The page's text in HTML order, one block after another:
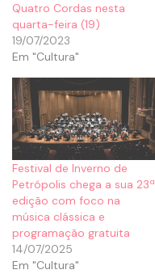
Quatro Cordas nesta
quarta-feira (19)
19/07/2023
Em "Cultura"
Festival de Inverno de
Petrópolis chega a sua 23ª
edição com foco na
música clássica e
programação gratuita
14/07/2025
Em "Cultura"